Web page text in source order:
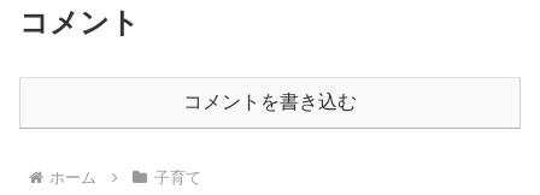
コメント
コメントを書き込む
ホーム 子育て